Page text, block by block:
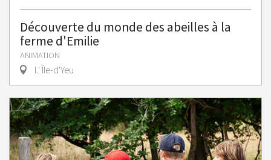
Découverte du monde des abeilles à la
ferme d'Emilie
ANIMATION
L' Île-d'Yeu